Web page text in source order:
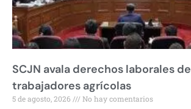
SCJN avala derechos laborales de
trabajadores agrícolas
5 de agosto, 2026 No hay comentarios